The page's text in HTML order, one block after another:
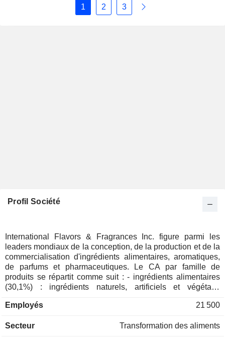
1 2 3
Profil Société
International Flavors & Fragrances Inc. figure parmi les
leaders mondiaux de la conception, de la production et de la
commercialisation d'ingrédients alimentaires, aromatiques,
de parfums et pharmaceutiques. Le CA par famille de
produits se répartit comme suit : - ingrédients alimentaires
(30,1%) : ingrédients naturels, artificiels et végétaux
destinés à la texture et à la formulation de produits
(antioxydants et antimicrobiens), etc. ; - ingrédients
Employés 21 500
Secteur Transformation des aliments